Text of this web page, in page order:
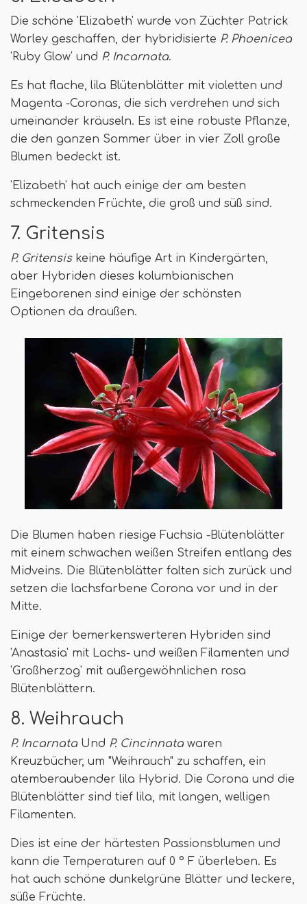
Die schöne 'Elizabeth' wurde von Züchter Patrick
Worley geschaffen, der hybridisierte P. Phoenicea
'Ruby Glow' und P. Incarnata.
Es hat flache, lila Blütenblätter mit violetten und
Magenta -Coronas, die sich verdrehen und sich
umeinander kräuseln. Es ist eine robuste Pflanze,
die den ganzen Sommer über in vier Zoll große
Blumen bedeckt ist.
'Elizabeth' hat auch einige der am besten
schmeckenden Früchte, die groß und süß sind.
7. Gritensis
P. Gritensiskeine häufige Art in Kindergärten,
aber Hybriden dieses kolumbianischen
Eingeborenen sind einige der schönsten
Optionen da draußen.
Die Blumen haben riesige Fuchsia -Blütenblätter
mit einem schwachen weißen Streifen entlang des
Midveins. Die Blütenblätter falten sich zurück und
setzen die lachsfarbene Corona vor und in der
Mitte.
Einige der bemerkenswerteren Hybriden sind
'Anastasia' mit Lachs- und weißen Filamenten und
'Großherzog' mit außergewöhnlichen rosa
Blütenblättern.
8. Weihrauch
P. Incarnata Und P. Cincinnata waren
Kreuzbücher, um "Weihrauch" zu schaffen, ein
atemberaubender lila Hybrid. Die Corona und die
Blütenblätter sind tief lila, mit langen, welligen
Filamenten.
Dies ist eine der härtesten Passionsblumen und
kann die Temperaturen auf 0 ° F überleben. Es
hat auch schöne dunkelgrüne Blätter und leckere,
süße Früchte.